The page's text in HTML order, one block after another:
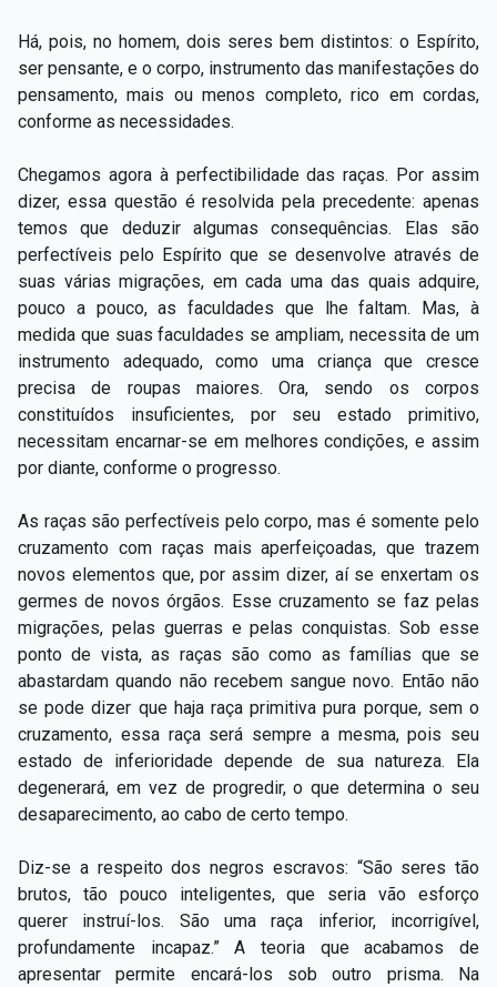
Há, pois, no homem, dois seres bem distintos: o Espírito,
ser pensante, e o corpo, instrumento das manifestações do
pensamento, mais ou menos completo, rico em cordas,
conforme as necessidades.
Chegamos agora à perfectibilidade das raças. Por assim
dizer, essa questão é resolvida pela precedente: apenas
temos que deduzir algumas consequências. Elas são
perfectíveis pelo Espírito que se desenvolve através de
suas várias migrações, em cada uma das quais adquire,
pouco a pouco, as faculdades que lhe faltam. Mas, à
medida que suas faculdades se ampliam, necessita de um
instrumento adequado, como uma criança que cresce
precisa de roupas maiores. Ora, sendo os corpos
constituídos insuficientes, por seu estado primitivo,
necessitam encarnar-se em melhores condições, e assim
por diante, conforme o progresso.
As raças são perfectíveis pelo corpo, mas é somente pelo
cruzamento com raças mais aperfeiçoadas, que trazem
novos elementos que, por assim dizer, aí se enxertam os
germes de novos órgãos. Esse cruzamento se faz pelas
migrações, pelas guerras e pelas conquistas. Sob esse
ponto de vista, as raças são como as famílias que se
abastardam quando não recebem sangue novo. Então não
se pode dizer que haja raça primitiva pura porque, sem o
cruzamento, essa raça será sempre a mesma, pois seu
estado de inferioridade depende de sua natureza. Ela
degenerará, em vez de progredir, o que determina o seu
desaparecimento, ao cabo de certo tempo.
Diz-se a respeito dos negros escravos: “São seres tão
brutos, tão pouco inteligentes, que seria vão esforço
querer instruí-los. São uma raça inferior, incorrigível,
profundamente incapaz.” A teoria que acabamos de
apresentar permite encará-los sob outro prisma. Na